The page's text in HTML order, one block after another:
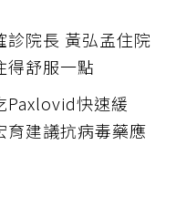
診院長 黃弘孟住院
得舒服一點
Paxlovid快速緩
建議抗病毒藥應